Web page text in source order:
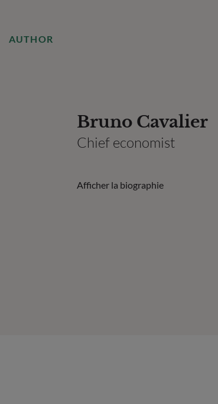
AUTHOR
Bruno Cavalier
Chief economist
Afficher la biographie